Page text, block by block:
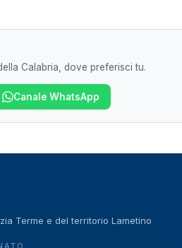
Calabria, dove preferisci tu.
Canale WhatsApp
Terme e del territorio Lametino